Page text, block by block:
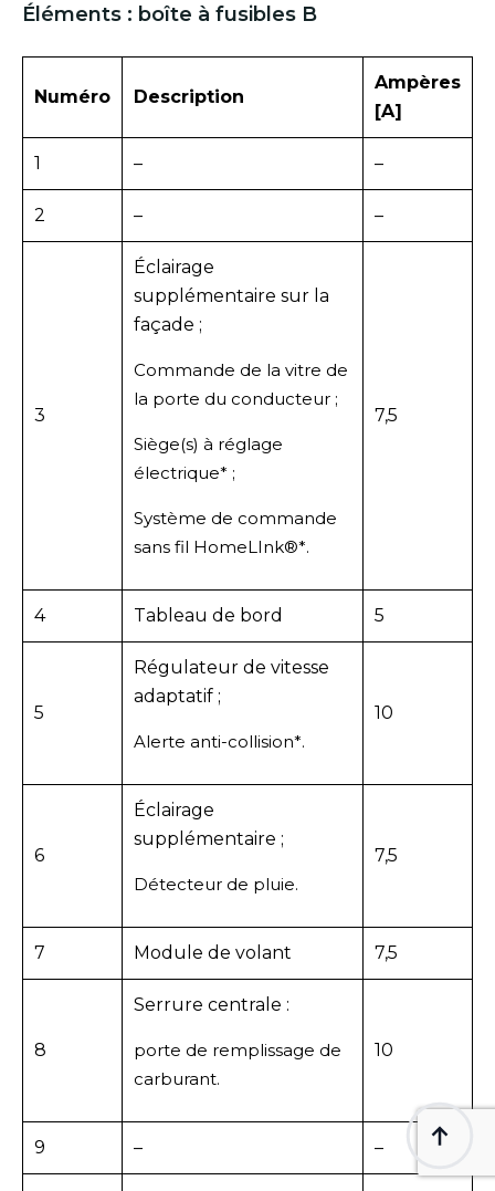
Éléments : boîte à fusibles B
Numéro Description
Ampères
[A]
1 – –
2 – –
3
Éclairage
supplémentaire sur la
façade ;
Commande de la vitre de
la porte du conducteur ;
Siège(s) à réglage
électrique* ;
Système de commande
sans fil HomeLInk®*.
7,5
4 Tableau de bord 5
5
Régulateur de vitesse
adaptatif ;
Alerte anti-collision*.
10
6
Éclairage
supplémentaire ;
Détecteur de pluie.
7,5
7 Module de volant 7,5
8
Serrure centrale :
porte de remplissage de
carburant.
10
9 – –